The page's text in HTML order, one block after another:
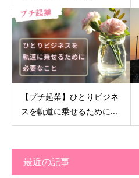
【プチ起業】ひとりビジネ
スを軌道に乗せるために...
最近の記事